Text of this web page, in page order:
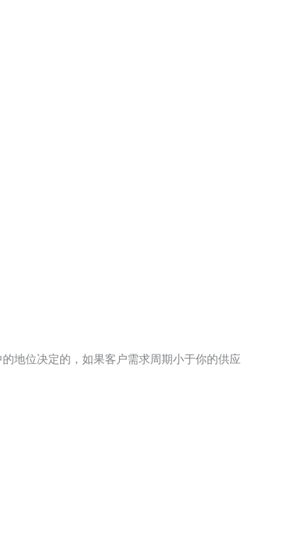
地位决定的，如果客户需求周期小于你的供应